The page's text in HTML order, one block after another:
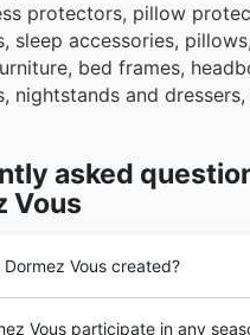
protectors, pillow
sleep accessories,
bed frames,
nightstands and dressers,
asked
Vous
Dormez Vous created?
Vous participate in any